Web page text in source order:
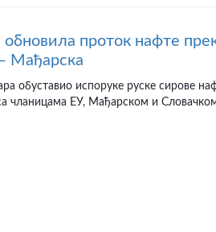
обновила проток нафте
Мађарска
обуставио испоруке руске сирове
чланицама ЕУ, Мађарском и